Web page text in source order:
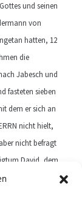
und seinen
von
hatten, 12
die
Jabesch und
fasteten sieben
dem er sich an
nicht hielt,
nicht befragt
David, dem